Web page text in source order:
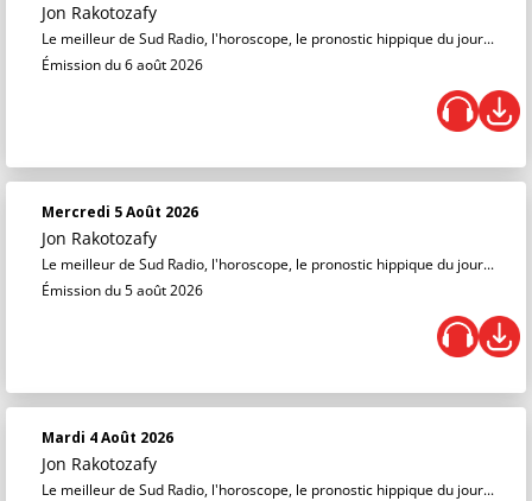
Jon Rakotozafy
Le meilleur de Sud Radio, l'horoscope, le pronostic hippique du jour...
Émission du 6 août 2026
Mercredi 5 Août 2026
Jon Rakotozafy
Le meilleur de Sud Radio, l'horoscope, le pronostic hippique du jour...
Émission du 5 août 2026
Mardi 4 Août 2026
Jon Rakotozafy
Le meilleur de Sud Radio, l'horoscope, le pronostic hippique du jour...